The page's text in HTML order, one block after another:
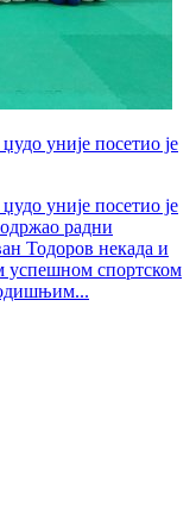
уније посетио је
уније посетио је
радни
Тодоров некада и
успешном спортском